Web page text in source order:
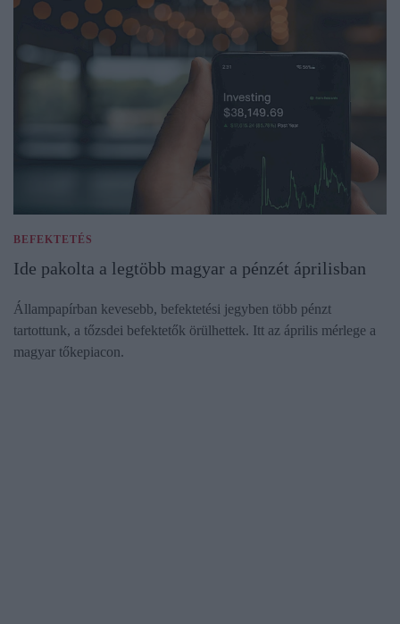
BEFEKTETÉS
Ide pakolta a legtöbb magyar a pénzét áprilisban
Állampapírban kevesebb, befektetési jegyben több pénzt
tartottunk, a tőzsdei befektetők örülhettek. Itt az április mérlege a
magyar tőkepiacon.